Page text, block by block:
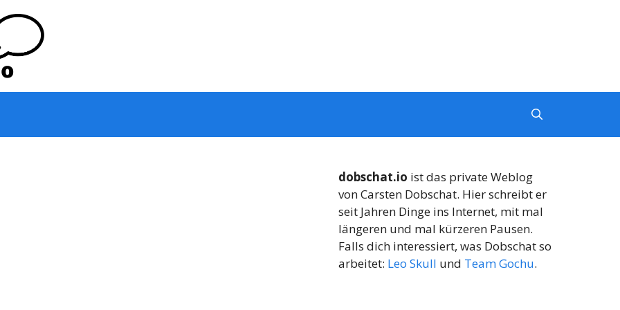
dobschat.io ist das private Weblog
von Carsten Dobschat. Hier schreibt er
seit Jahren Dinge ins Internet, mit mal
längeren und mal kürzeren Pausen.
Falls dich interessiert, was Dobschat so
arbeitet: Leo Skull und Team Gochu.